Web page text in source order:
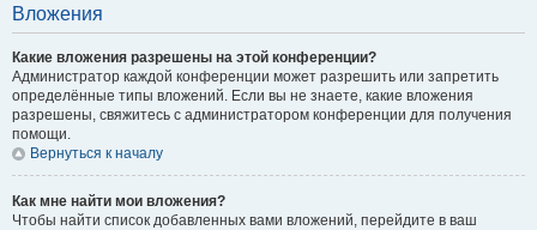
Вложения
Какие вложения разрешены на этой конференции?
Администратор каждой конференции может разрешить или запретить
определённые типы вложений. Если вы не знаете, какие вложения
разрешены, свяжитесь с администратором конференции для получения
помощи.
Вернуться к началу
Как мне найти мои вложения?
Чтобы найти список добавленных вами вложений, перейдите в ваш